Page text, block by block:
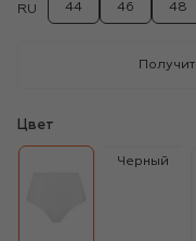
RU 44 46 48
Цвет
Черный